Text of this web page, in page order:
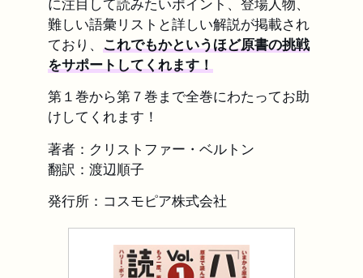
に注目して読みたいポイント、登場人物、
難しい語彙リストと詳しい解説が掲載され
ており、 これでもかというほど原書の挑戦
をサポートしてくれます！
第１巻から第７巻まで全巻にわたってお助
けしてくれます！
著者：クリストファー・ベルトン
翻訳：渡辺順子
発行所：コスモピア株式会社